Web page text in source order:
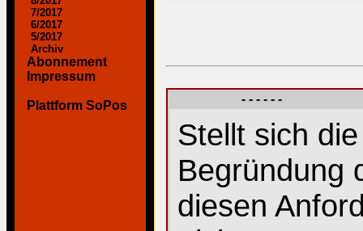
7/2017
6/2017
5/2017
Archiv
Abonnement
Impressum
Plattform SoPos - - - - - -
Stellt sich
Begründung
diesen